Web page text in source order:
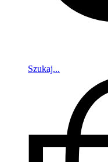
Szukaj...